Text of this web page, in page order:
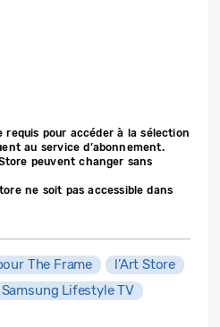
pour accéder à la sélection
au service d’abonnement.
peuvent changer sans
ne soit pas accessible dans
The Frame
l’Art Store
Samsung Lifestyle TV